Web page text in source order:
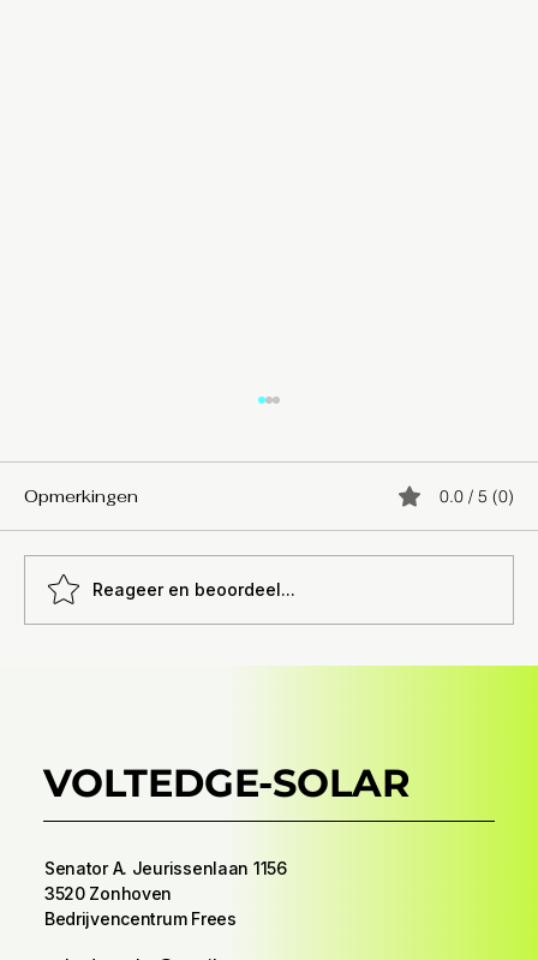
Opmerkingen 0.0 / 5 (0)
Reageer en beoordeel...
VOLTEDGE-SOLAR
Senator A. Jeurissenlaan 1156
3520 Zonhoven
Bedrijvencentrum Frees